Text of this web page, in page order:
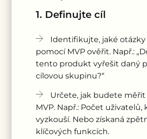
1. Definujte cíl
Identifikujte, jaké
pomocí MVP ověřit. Např.:
tento produkt vyřešit daný
cílovou skupinu?“
Určete, jak budete
MVP. Např.: Počet uživatelů,
vyzkouší. Nebo získaná
klíčových funkcích.